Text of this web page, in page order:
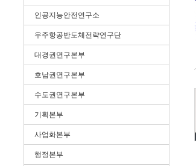
인공지능안전연구소
우주항공반도체전략연구단
대경권연구본부
호남권연구본부
수도권연구본부
기획본부
사업화본부
행정본부